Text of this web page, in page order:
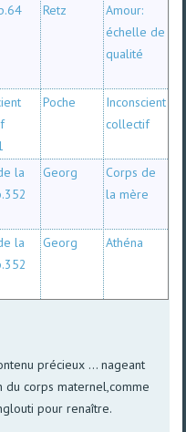
Retz
Amour:
échelle de
qualité
Poche
Inconscient
collectif
la
Georg
Corps de
la mère
la
Georg Athéna
précieux ... nageant
du corps maternel,comme
pour renaître.